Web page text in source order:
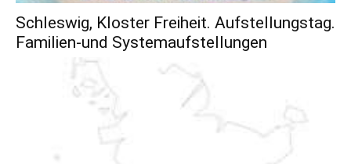
Schleswig, Kloster Freiheit. Aufstellungstag.
Familien-und Systemaufstellungen